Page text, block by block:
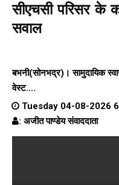
सीएचसी परिसर के
सवाल
बभनी(सोनभद्र)। सामुदायिक
वेस्ट....
Tuesday 04-08-2026
: अजीत पाण्डेय संवाददाता